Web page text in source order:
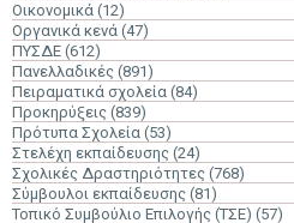
Οικονομικά (12)
Οργανικά κενά (47)
ΠΥΣΔΕ (612)
Πανελλαδικές (891)
Πειραματικά σχολεία (84)
Προκηρύξεις (839)
Πρότυπα Σχολεία (53)
Στελέχη εκπαίδευσης (24)
Σχολικές Δραστηριότητες (768)
Σύμβουλοι εκπαίδευσης (81)
Τοπικό Συμβούλιο Επιλογής (ΤΣΕ) (57)